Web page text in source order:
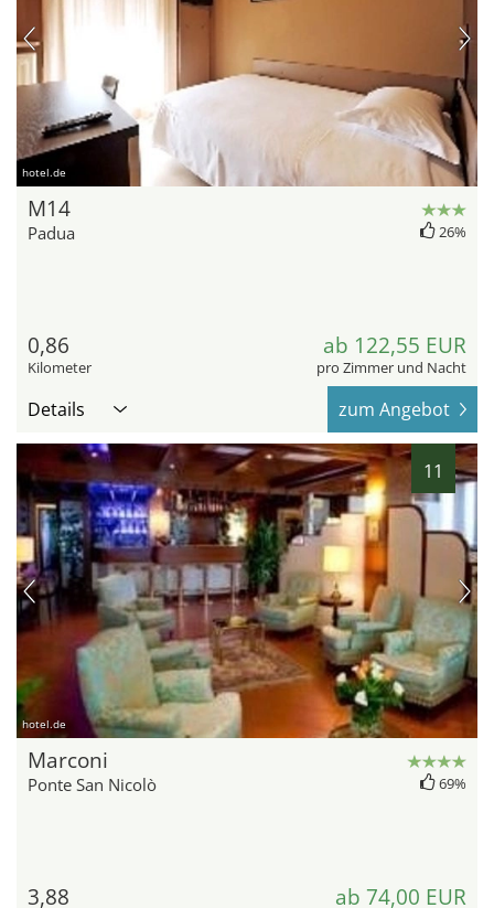
hotel.de
M14
Padua 26%
0,86
Kilometer
ab 122,55 EUR
pro Zimmer und Nacht
Details zum Angebot
11
hotel.de
Marconi
Ponte San Nicolò 69%
3,88 ab 74,00 EUR